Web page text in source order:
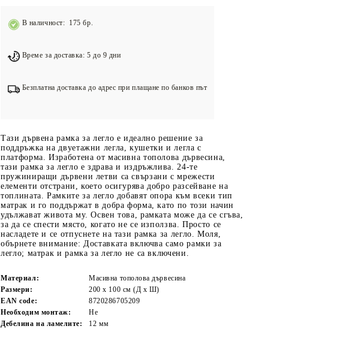
В наличност: 175 бр.
Време за доставка: 5 до 9 дни
Безплатна доставка до адрес при плащане по банков път
Тази дървена рамка за легло е идеално решение за
поддръжка на двуетажни легла, кушетки и легла с
платформа. Изработена от масивна тополова дървесина,
тази рамка за легло е здрава и издръжлива. 24-те
пружиниращи дървени летви са свързани с мрежести
елементи отстрани, което осигурява добро разсейване на
топлината. Рамките за легло добавят опора към всеки тип
матрак и го поддържат в добра форма, като по този начин
удължават живота му. Освен това, рамката може да се сгъва,
за да се спести място, когато не се използва. Просто се
насладете и се отпуснете на тази рамка за легло. Моля,
обърнете внимание: Доставката включва само рамки за
легло; матрак и рамка за легло не са включени.
Материал:
Масивна тополова дървесина
Размери:
200 x 100 см (Д x Ш)
EAN code:
8720286705209
Необходим монтаж:
Не
Дебелина на ламелите:
12 мм